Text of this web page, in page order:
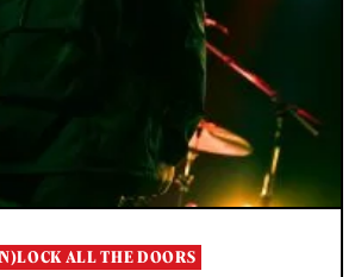
ALL THE DOORS